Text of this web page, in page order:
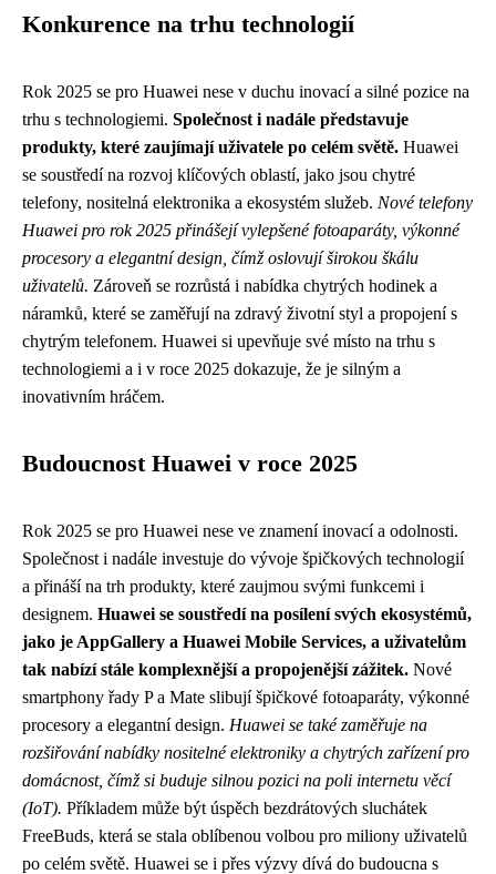
Konkurence na trhu technologií
Rok 2025 se pro Huawei nese v duchu inovací a silné pozice na
trhu s technologiemi. Společnost i nadále představuje
produkty, které zaujímají uživatele po celém světě. Huawei
se soustředí na rozvoj klíčových oblastí, jako jsou chytré
telefony, nositelná elektronika a ekosystém služeb. Nové telefony
Huawei pro rok 2025 přinášejí vylepšené fotoaparáty, výkonné
procesory a elegantní design, čímž oslovují širokou škálu
uživatelů. Zároveň se rozrůstá i nabídka chytrých hodinek a
náramků, které se zaměřují na zdravý životní styl a propojení s
chytrým telefonem. Huawei si upevňuje své místo na trhu s
technologiemi a i v roce 2025 dokazuje, že je silným a
inovativním hráčem.
Budoucnost Huawei v roce 2025
Rok 2025 se pro Huawei nese ve znamení inovací a odolnosti.
Společnost i nadále investuje do vývoje špičkových technologií
a přináší na trh produkty, které zaujmou svými funkcemi i
designem. Huawei se soustředí na posílení svých ekosystémů,
jako je AppGallery a Huawei Mobile Services, a uživatelům
tak nabízí stále komplexnější a propojenější zážitek. Nové
smartphony řady P a Mate slibují špičkové fotoaparáty, výkonné
procesory a elegantní design. Huawei se také zaměřuje na
rozšiřování nabídky nositelné elektroniky a chytrých zařízení pro
domácnost, čímž si buduje silnou pozici na poli internetu věcí
(IoT). Příkladem může být úspěch bezdrátových sluchátek
FreeBuds, která se stala oblíbenou volbou pro miliony uživatelů
po celém světě. Huawei se i přes výzvy dívá do budoucna s